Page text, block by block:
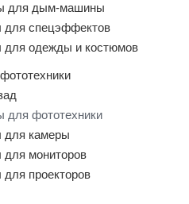
для дым-машины
для спецэффектов
для одежды и костюмов
для фототехники
для камеры
для мониторов
для проекторов